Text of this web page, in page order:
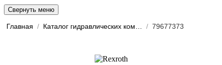
Свернуть меню
Главная / / 79677373